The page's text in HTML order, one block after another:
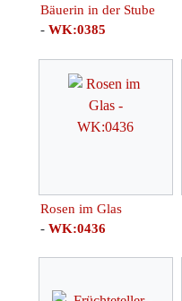
Bäuerin in der Stube
- WK:0385
Rosen im Glas
- WK:0436